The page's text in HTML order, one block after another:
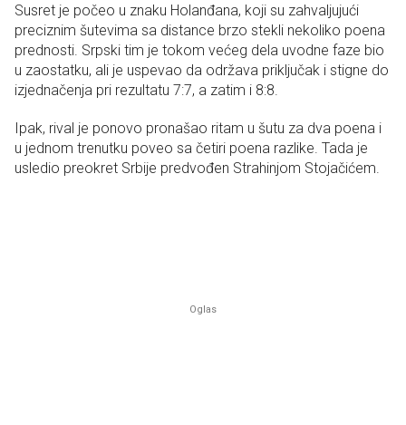
Susret je počeo u znaku Holanđana, koji su zahvaljujući
preciznim šutevima sa distance brzo stekli nekoliko poena
prednosti. Srpski tim je tokom većeg dela uvodne faze bio
u zaostatku, ali je uspevao da održava priključak i stigne do
izjednačenja pri rezultatu 7:7, a zatim i 8:8.
Ipak, rival je ponovo pronašao ritam u šutu za dva poena i
u jednom trenutku poveo sa četiri poena razlike. Tada je
usledio preokret Srbije predvođen Strahinjom Stojačićem.